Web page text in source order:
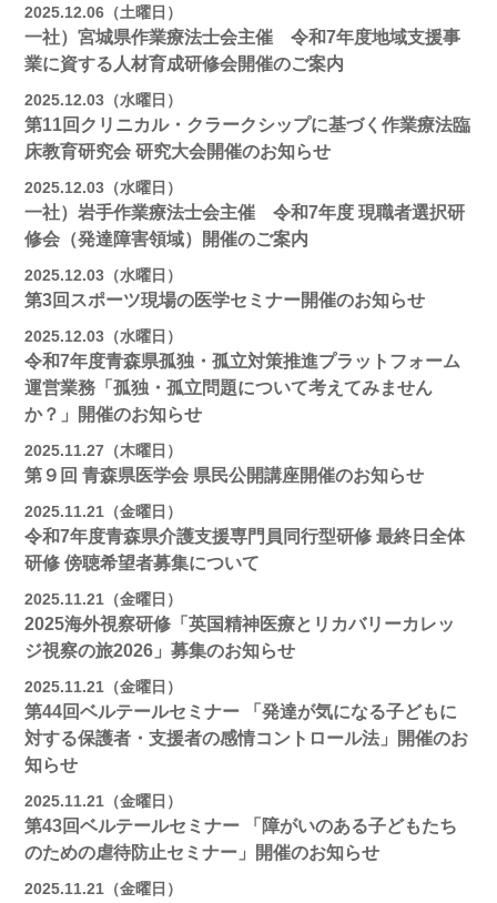
2025.12.06（土曜日）
一社）宮城県作業療法士会主催 令和7年度地域支援事
業に資する人材育成研修会開催のご案内
2025.12.03（水曜日）
第11回クリニカル・クラークシップに基づく作業療法臨
床教育研究会 研究大会開催のお知らせ
2025.12.03（水曜日）
一社）岩手作業療法士会主催 令和7年度 現職者選択研
修会（発達障害領域）開催のご案内
2025.12.03（水曜日）
第3回スポーツ現場の医学セミナー開催のお知らせ
2025.12.03（水曜日）
令和7年度青森県孤独・孤立対策推進プラットフォーム
運営業務「孤独・孤立問題について考えてみません
か？」開催のお知らせ
2025.11.27（木曜日）
第９回 青森県医学会 県民公開講座開催のお知らせ
2025.11.21（金曜日）
令和7年度青森県介護支援専門員同行型研修 最終日全体
研修 傍聴希望者募集について
2025.11.21（金曜日）
2025海外視察研修「英国精神医療とリカバリーカレッ
ジ視察の旅2026」募集のお知らせ
2025.11.21（金曜日）
第44回ベルテールセミナー 「発達が気になる子どもに
対する保護者・支援者の感情コントロール法」開催のお
知らせ
2025.11.21（金曜日）
第43回ベルテールセミナー 「障がいのある子どもたち
のための虐待防止セミナー」開催のお知らせ
2025.11.21（金曜日）